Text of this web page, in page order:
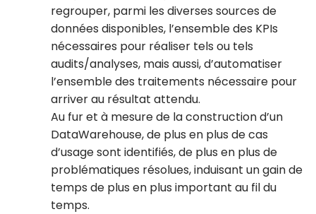
regrouper, parmi les diverses sources de
données disponibles, l’ensemble des KPIs
nécessaires pour réaliser tels ou tels
audits/analyses, mais aussi, d’automatiser
l’ensemble des traitements nécessaire pour
arriver au résultat attendu.
Au fur et à mesure de la construction d’un
DataWarehouse, de plus en plus de cas
d’usage sont identifiés, de plus en plus de
problématiques résolues, induisant un gain de
temps de plus en plus important au fil du
temps.